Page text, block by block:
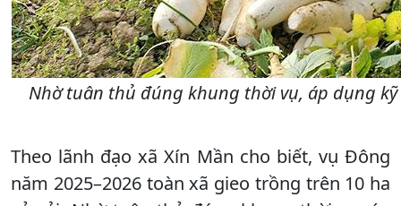
Nhờ tuân thủ đúng khung thời vụ, áp dụng
Theo lãnh đạo xã Xín Mần cho biết, vụ Đông
năm 2025–2026 toàn xã gieo trồng trên 10 ha